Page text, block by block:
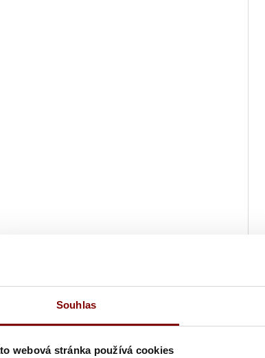
Souhlas
webová stránka používá cookies